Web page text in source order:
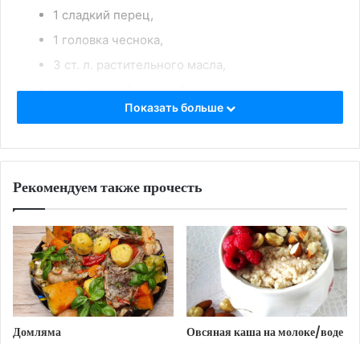
1 сладкий перец,
1 головка чеснока,
3 ст. л. растительного масла,
соль, черный молотый перец по вкусу
Приготовление:
Перловку промыть и замочить в холодной воде
Лук, морковь и перец нарезать мелкими
казане обжарить в растительном масле до
румяного цвета.
Добавьте измельчённые грибы и готовьте,
помешивая, ещё 5-7 минут. Посолить и
Показать больше
Рекомендуем также прочесть
Домляма
Овсяная каша на молоке/воде